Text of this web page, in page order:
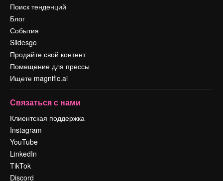
Поиск тенденций
Блог
События
Slidesgo
Продайте свой контент
Помещение для прессы
Ищете magnific.ai
Связаться с нами
Клиентская поддержка
Instagram
YouTube
LinkedIn
TikTok
Discord